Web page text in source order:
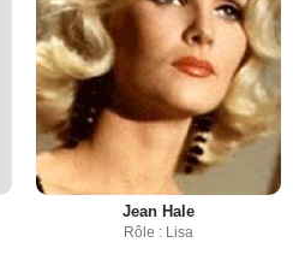
Jean Hale
Rôle : Lisa